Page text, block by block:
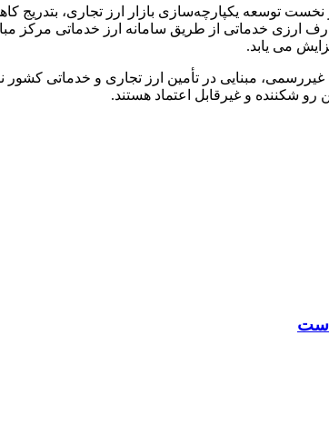
خدماتی از طریق سامانه ارز خدماتی مرکز مبادله
می یابد.
مبنایی در تأمین ارز تجاری و خدماتی کشور
شکننده و غیرقابل اعتماد هستند.
است